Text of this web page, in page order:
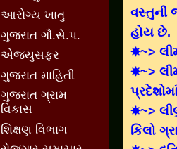
વસ્તુની
હોય છે.
☀~>
☀~>
☀~>
કિલો
આરોગ્ય ખાતુ
ગુજરાત ગૌ.સે.પ.
એજ્યુસફર
ગુજરાત માહિતી
ગુજરાત ગ્રામ
વિકાસ
શિક્ષણ વિભાગ